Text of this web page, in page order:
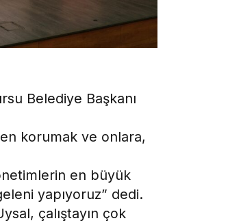
Belediye Başkanı
korumak ve onlara,
en büyük
yapıyoruz” dedi.
çalıştayın çok